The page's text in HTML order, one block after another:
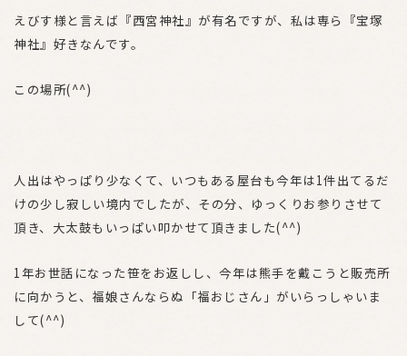
えびす様と言えば『西宮神社』が有名ですが、私は専ら『宝塚
神社』好きなんです。
この場所(^^)
人出はやっぱり少なくて、いつもある屋台も今年は1件出てるだ
けの少し寂しい境内でしたが、その分、ゆっくりお参りさせて
頂き、大太鼓もいっぱい叩かせて頂きました(^^)
1年お世話になった笹をお返しし、今年は熊手を戴こうと販売所
に向かうと、福娘さんならぬ「福おじさん」がいらっしゃいま
して(^^)